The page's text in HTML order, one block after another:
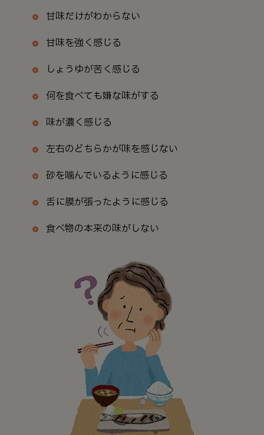
甘味だけがわからない
甘味を強く感じる
しょうゆが苦く感じる
何を食べても嫌な味がする
味が濃く感じる
左右のどちらかが味を感じない
砂を噛んでいるように感じる
舌に膜が張ったように感じる
食べ物の本来の味がしない